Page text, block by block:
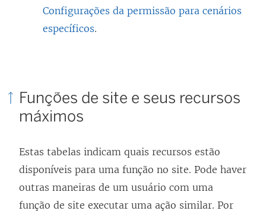
Configurações da permissão para cenários
específicos.
Funções de site e seus recursos
máximos
Estas tabelas indicam quais recursos estão
disponíveis para uma função no site. Pode haver
outras maneiras de um usuário com uma
função de site executar uma ação similar. Por